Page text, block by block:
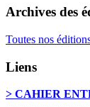
Archives des
Toutes nos
Liens
> CAHIER